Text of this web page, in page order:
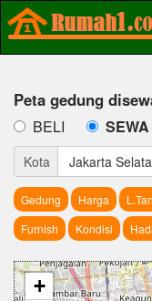
Peta gedung
BELI SEWA
Kota Jakarta
Gedung Harga
Furnish
Kondisi
+